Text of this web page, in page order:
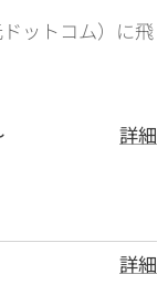
トコム）に飛
詳細
詳細